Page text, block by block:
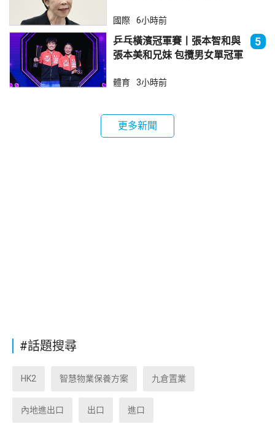
國際 6小時前
乒乓橫濱冠軍賽丨張本智和與
張本美和兄妹 包攬男女單冠軍
5
體育 3小時前
更多新聞
#話題搜尋
HK2 智慧物業保養方案 九倉置業
內地進出口 出口 進口